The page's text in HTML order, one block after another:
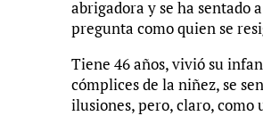
abrigadora y se ha sentado
pregunta como quien se
Tiene 46 años, vivió su
cómplices de la niñez, se
ilusiones, pero, claro, como